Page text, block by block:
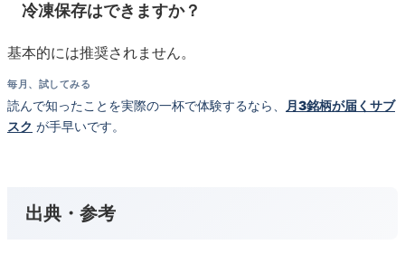
冷凍保存はできますか？
基本的には推奨されません。
毎月、試してみる
読んで知ったことを実際の一杯で体験するなら、
月3銘柄が届くサブ
スク が手早いです。
出典・参考